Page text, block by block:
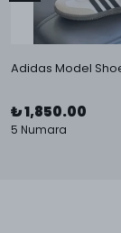
Adidas Model
₺ 1,850.00
5 Numara